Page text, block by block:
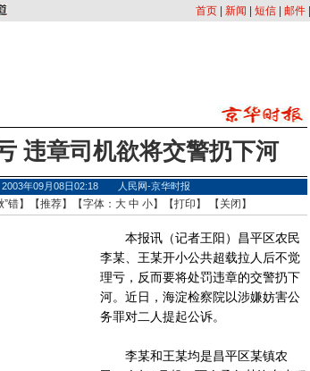
首页 新闻 短信 邮件
违章司机欲将交警扔下河
年09月08日02:18 人民网-京华时报
”错】【推荐】【字体： 大 中 小】【打印 】 【 关闭 】
本报讯（记者王阳）昌平区农民
李某、王某开小公共超载拉人后不觉
理亏，反而要将处罚违章的交警扔下
河。近日，海淀检察院以涉嫌妨害公
务罪对二人提起公诉。
李某和王某均是昌平区某镇农